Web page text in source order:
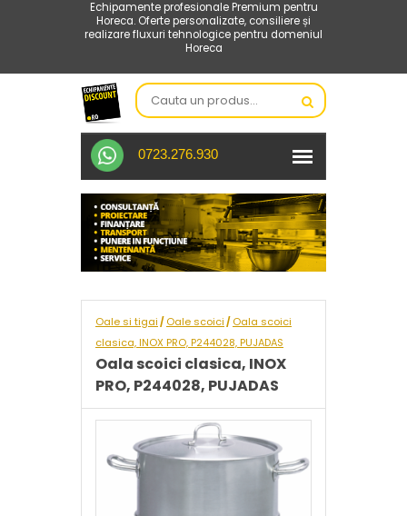
Echipamente profesionale Premium pentru
Horeca. Oferte personalizate, consiliere și
realizare fluxuri tehnologice pentru domeniul
Horeca
0723.276.930
Oale si tigai / Oale scoici / Oala scoici
clasica, INOX PRO, P244028, PUJADAS
Oala scoici clasica, INOX
PRO, P244028, PUJADAS